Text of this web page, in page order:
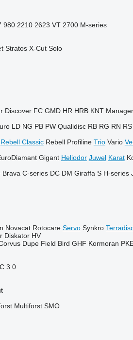
980 2210 2623 VT 2700 M-series
Stratos X-Cut Solo
Discover FC GMD HR HRB KNT Manager
LD NG PB PW Qualidisc RB RG RN RS
Rebell Classic Rebell Profiline Trio Vario
Gigant Heliodor Juwel Karat
Brava C-series DC DM Giraffa S H-series
Novacat Rotocare Servo Synkro
Diskator HV
Dupe Field Bird GHF Kormoran
3.0
Multiforst SMO